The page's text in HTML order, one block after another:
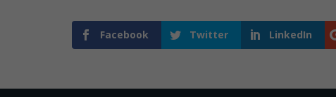
Facebook Twitter LinkedIn